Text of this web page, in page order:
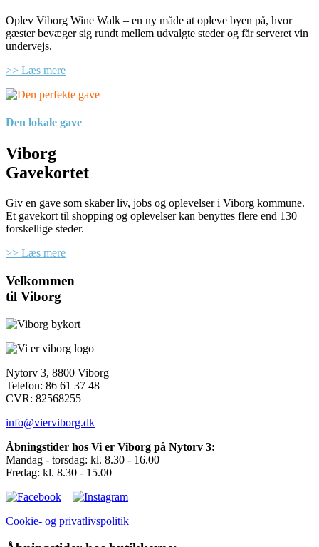
Oplev Viborg Wine Walk – en ny måde at opleve byen på, hvor
gæster bevæger sig rundt mellem udvalgte steder og får serveret vin
undervejs.
>> Læs mere
Den lokale gave
Viborg
Gavekortet
Giv en gave som skaber liv, jobs og oplevelser i Viborg kommune.
Et gavekort til shopping og oplevelser kan benyttes flere end 130
forskellige steder.
>> Læs mere
Velkommen
til Viborg
Nytorv 3, 8800 Viborg
Telefon: 86 61 37 48
CVR: 82568255
info@vierviborg.dk
Åbningstider hos Vi er Viborg på Nytorv 3:
Mandag - torsdag: kl. 8.30 - 16.00
Fredag: kl. 8.30 - 15.00
Cookie- og privatlivspolitik